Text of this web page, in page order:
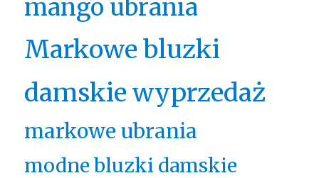
mango ubrania
Markowe bluzki
damskie wyprzedaż
markowe ubrania
modne bluzki damskie